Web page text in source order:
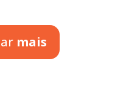
mais